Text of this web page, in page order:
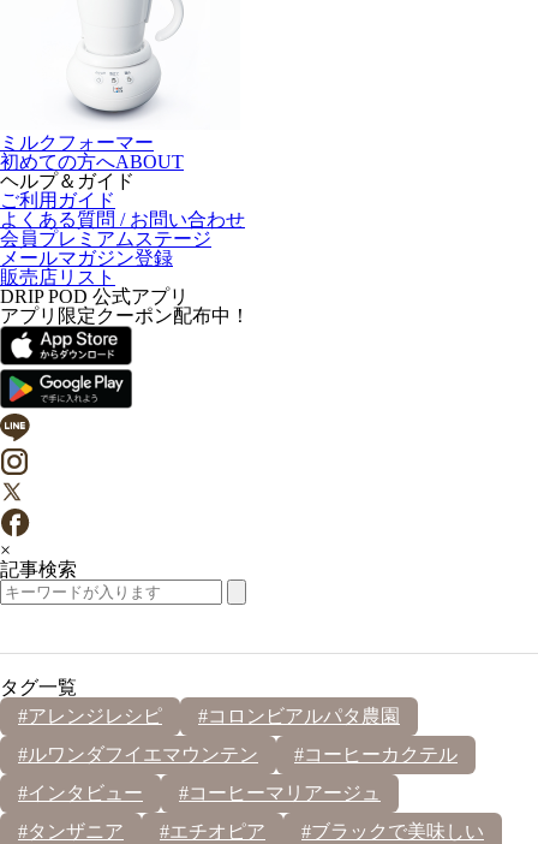
ミルクフォーマー
初めての方へABOUT
ヘルプ＆ガイド
ご利用ガイド
よくある質問 / お問い合わせ
会員プレミアムステージ
メールマガジン登録
販売店リスト
DRIP POD 公式アプリ
アプリ限定クーポン配布中！
×
記事検索
タグ一覧
#アレンジレシピ
#コロンビアルパタ農園
#ルワンダフイエマウンテン
#コーヒーカクテル
#インタビュー
#コーヒーマリアージュ
#タンザニア
#エチオピア
#ブラックで美味しい